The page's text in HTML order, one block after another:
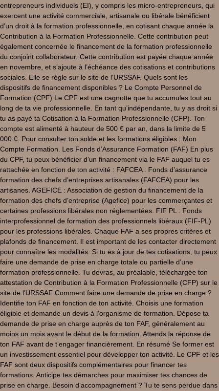
entrepreneurs individuels (EI), y compris les micro-entrepreneurs, qui
exercent une activité commerciale, artisanale ou libérale bénéficient
d’un droit à la formation professionnelle, en cotisant chaque année la
Contribution à la Formation Professionnelle. Cette contribution peut
également concernée le financement de la formation professionnelle
du conjoint collaborateur. Cette contribution est payée chaque année
en novembre, et s’ajoute à l’échéance des cotisations et contributions
sociales. Elle se règle sur le site de l’URSSAF. Quels sont les
dispositifs de financement disponibles ? Le Compte Personnel de
Formation (CPF) Le CPF est une cagnotte que tu accumules tout au
long de ta vie professionnelle. En tant qu’indépendante, tu y as droit si
tu as payé ta Cotisation à la Formation Professionnelle (CFP). Ton
compte est alimenté à hauteur de 500 € par an, dans la limite de 5
000 €. Pour consulter ton solde et les formations éligibles : Mon
Compte Formation. Les Fonds d’Assurance Formation (FAF) En plus
du CPF, tu peux bénéficier d’un financement via le FAF auquel tu es
rattachée en fonction de ton activité : FAFCEA : Fonds d’assurance
formation des chefs d’entreprises artisanales (FAFCEA) pour les
artisanes. AGEFICE : Association de gestion du financement de la
formation des chefs d’entreprise (Agefice) pour les commerçantes et
certaines professions libérales non réglementées. FIF PL : Fonds
interprofessionnel de formation des professionnels libéraux (FIF-PL)
pour les professions libérales. Chaque FAF a ses propres critères et
plafonds de financement. Il est important de les contacter directement
pour connaître les modalités. Si tu es à jour de tes cotisations, tu peux
faire une demande de prise en charge totale ou partielle d’une
formation professionnelle. Tu devras, au préalable, téléchargée ton
attestation de Contribution à la Formation Professionnelle (CFP) sur le
site de l’URSSAF Comment faire une demande de prise en charge ?
Identifie ton FAF en fonction de ton activité. Choisis une formation
éligible et demande un devis à l’organisme de formation. Dépose ta
demande de prise en charge auprès de ton FAF, généralement au
moins un mois avant le début de la formation. Attends la réponse de
ton FAF avant de t’engager financièrement. En résumé Se former est
un investissement essentiel pour développer ton activité. Le CPF et les
FAF sont deux dispositifs complémentaires pour financer tes
formations. Anticipe tes démarches pour maximiser tes chances de
prise en charge. Besoin d’accompagnement ? Tu te sens perdue dans